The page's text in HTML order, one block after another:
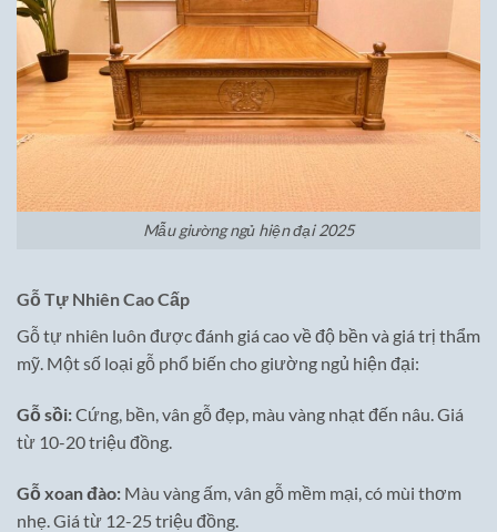
Mẫu giường ngủ hiện đại 2025
Gỗ Tự Nhiên Cao Cấp
Gỗ tự nhiên luôn được đánh giá cao về độ bền và giá trị thẩm
mỹ. Một số loại gỗ phổ biến cho giường ngủ hiện đại:
Gỗ sồi:Cứng, bền, vân gỗ đẹp, màu vàng nhạt đến nâu. Giá
từ 10-20 triệu đồng.
Gỗ xoan đào: Màu vàng ấm, vân gỗ mềm mại, có mùi thơm
nhẹ. Giá từ 12-25 triệu đồng.